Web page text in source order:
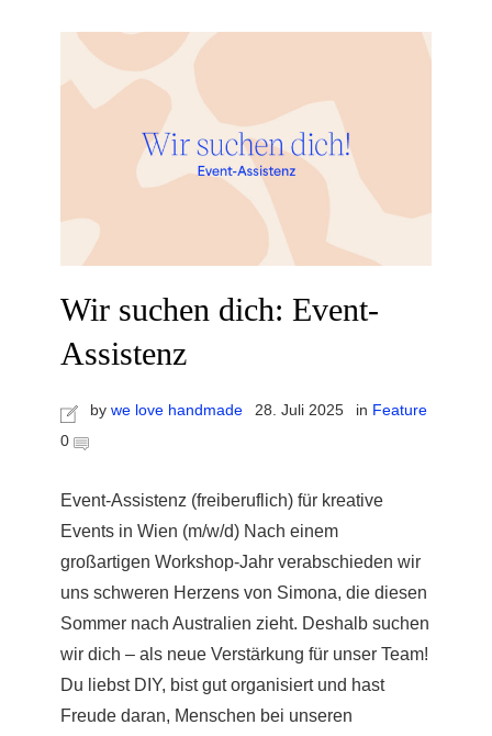
Wir suchen dich: Event-
Assistenz
by we love handmade 28. Juli 2025 in Feature
0
Event-Assistenz (freiberuflich) für kreative
Events in Wien (m/w/d) Nach einem
großartigen Workshop-Jahr verabschieden wir
uns schweren Herzens von Simona, die diesen
Sommer nach Australien zieht. Deshalb suchen
wir dich – als neue Verstärkung für unser Team!
Du liebst DIY, bist gut organisiert und hast
Freude daran, Menschen bei unseren